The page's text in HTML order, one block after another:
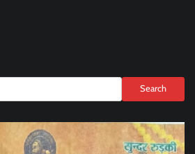
Search